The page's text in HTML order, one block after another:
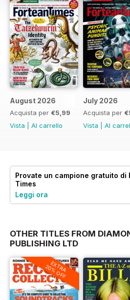
August 2026
Acquista per €5,99
Vista
Al carrello
July 2026
Acquista per
Vista
Al
Provate un campione gratuito di
Times
Leggi ora
OTHER TITLES FROM
PUBLISHING LTD
EXTRA
20% OFF